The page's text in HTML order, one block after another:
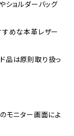
ショルダーバッグ
すめな本革レザー
品は原則取り扱っ
モニター画面によ